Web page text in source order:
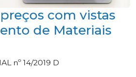
com vistas
de Materiais
nº 14/2019 D